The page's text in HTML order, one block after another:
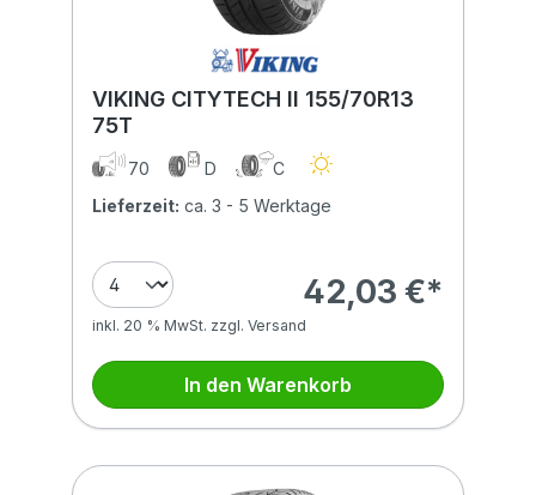
VIKING CITYTECH II 155/70R13
75T
70 D
C
Lieferzeit: ca. 3 - 5 Werktage
42,03 €*
inkl. 20 % MwSt. zzgl. Versand
In den Warenkorb